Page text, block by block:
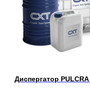
Диспергатор